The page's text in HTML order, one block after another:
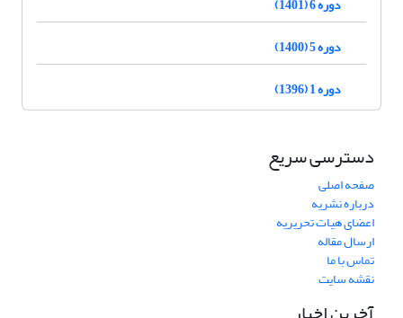
دوره 5 (1400)
دوره 1 (1396)
دسترسی سریع
صفحه اصلی
درباره نشریه
اعضای هیات تحریریه
ارسال مقاله
تماس با ما
نقشه سایت